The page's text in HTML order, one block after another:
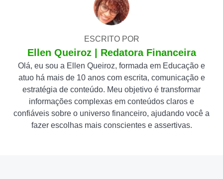
ESCRITO POR
Ellen Queiroz | Redatora Financeira
Olá, eu sou a Ellen Queiroz, formada em Educação e
atuo há mais de 10 anos com escrita, comunicação e
estratégia de conteúdo. Meu objetivo é transformar
informações complexas em conteúdos claros e
confiáveis sobre o universo financeiro, ajudando você a
fazer escolhas mais conscientes e assertivas.